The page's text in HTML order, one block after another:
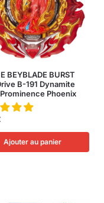
BEYBLADE BURST
B-191 Dynamite
Phoenix
Ajouter au panier